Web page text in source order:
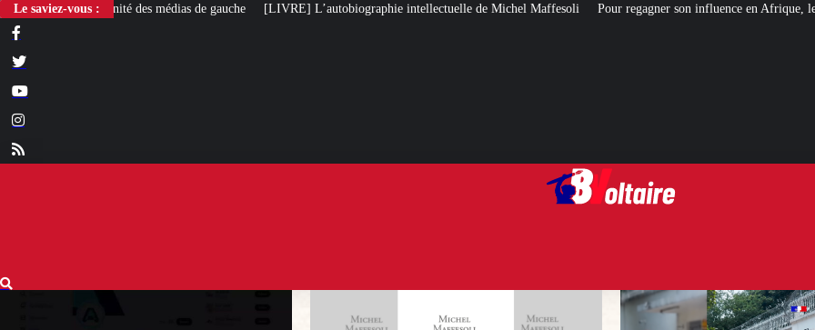
Le saviez-vous :[LIVRE] L’autobiographie intellectuelle de Michel Maffesoli Pour regagner son influence en Afrique, le Quai d’Orsay a choisi…